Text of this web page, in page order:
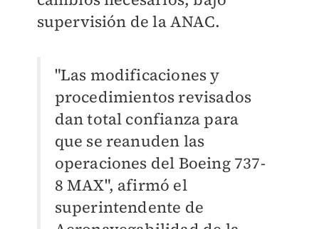
supervisión de la ANAC.
"Las modificaciones y
procedimientos revisados
dan total confianza para
que se reanuden las
operaciones del Boeing 737-
8 MAX", afirmó el
superintendente de